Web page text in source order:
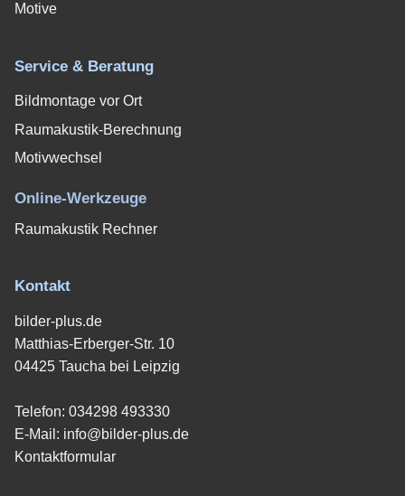
Motive
Service & Beratung
Bildmontage vor Ort
Raumakustik-Berechnung
Motivwechsel
Online-Werkzeuge
Raumakustik Rechner
Kontakt
bilder-plus.de
Matthias-Erberger-Str. 10
04425 Taucha bei Leipzig
Telefon: 034298 493330
E-Mail: info@bilder-plus.de
Kontaktformular